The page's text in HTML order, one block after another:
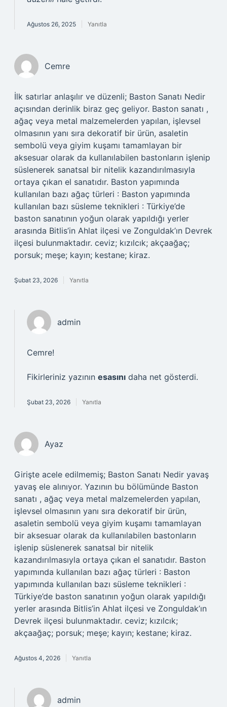
Ağustos 26, 2025 Yanıtla
Cemre
İlk satırlar anlaşılır ve düzenli; Baston Sanatı Nedir
açısından derinlik biraz geç geliyor. Baston sanatı ,
ağaç veya metal malzemelerden yapılan, işlevsel
olmasının yanı sıra dekoratif bir ürün, asaletin
sembolü veya giyim kuşamı tamamlayan bir
aksesuar olarak da kullanılabilen bastonların işlenip
süslenerek sanatsal bir nitelik kazandırılmasıyla
ortaya çıkan el sanatıdır. Baston yapımında
kullanılan bazı ağaç türleri : Baston yapımında
kullanılan bazı süsleme teknikleri : Türkiye’de
baston sanatının yoğun olarak yapıldığı yerler
arasında Bitlis’in Ahlat ilçesi ve Zonguldak’ın Devrek
ilçesi bulunmaktadır. ceviz; kızılcık; akçaağaç;
porsuk; meşe; kayın; kestane; kiraz.
Şubat 23, 2026 Yanıtla
admin
Cemre!
Fikirleriniz yazının esasını daha net gösterdi.
Şubat 23, 2026 Yanıtla
Ayaz
Girişte acele edilmemiş; Baston Sanatı Nedir yavaş
yavaş ele alınıyor. Yazının bu bölümünde Baston
sanatı , ağaç veya metal malzemelerden yapılan,
işlevsel olmasının yanı sıra dekoratif bir ürün,
asaletin sembolü veya giyim kuşamı tamamlayan
bir aksesuar olarak da kullanılabilen bastonların
işlenip süslenerek sanatsal bir nitelik
kazandırılmasıyla ortaya çıkan el sanatıdır. Baston
yapımında kullanılan bazı ağaç türleri : Baston
yapımında kullanılan bazı süsleme teknikleri :
Türkiye’de baston sanatının yoğun olarak yapıldığı
yerler arasında Bitlis’in Ahlat ilçesi ve Zonguldak’ın
Devrek ilçesi bulunmaktadır. ceviz; kızılcık;
akçaağaç; porsuk; meşe; kayın; kestane; kiraz.
Ağustos 4, 2026 Yanıtla
admin